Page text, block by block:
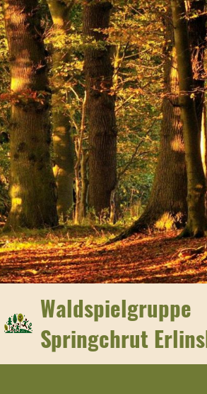
Waldspielgruppe
Springchrut